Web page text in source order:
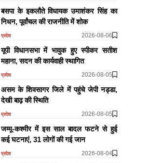
बसपा के इकलौते विधायक उमाशंकर सिंह का
निधन, पूर्वांचल की राजनीति में शोक
प्रदेश 2026-08-06
यूपी विधानसभा में भावुक हुए स्पीकर सतीश
महाना, सदन की कार्यवाही स्थागित
प्रदेश 2026-08-05
असम के शिवसागर जिले में पहुंचे जेपी नड्डा,
देखी बाढ़ की स्थिति
प्रदेश 2026-08-05
जम्मू-कश्मीर में इस साल बादल फटने से हुई
कई घटनाएं, 31 लोगों की गई जान
प्रदेश 2026-08-04